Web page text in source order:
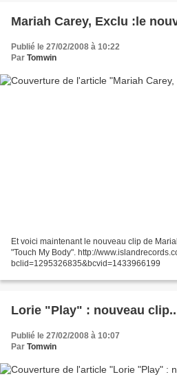
Mariah Carey, Exclu :le
Publié le 27/02/2008 à 10:22
Par Tomwin
Et voici maintenant le nouveau clip de
"Touch My Body". http://
bclid=1295326835&bcvid=1433966199
Lorie "Play" : nouveau
Publié le 27/02/2008 à 10:07
Par Tomwin